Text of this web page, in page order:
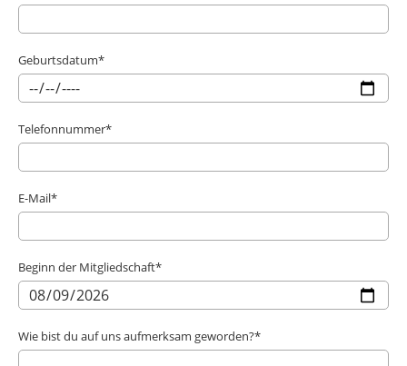
Geburtsdatum*
Telefonnummer*
E-Mail*
Beginn der Mitgliedschaft*
Wie bist du auf uns aufmerksam geworden?*